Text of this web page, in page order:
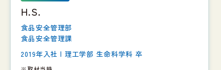
H.S.
食品安全管理部
食品安全管理課
2019年入社 | 理工学部 生命科学科 卒